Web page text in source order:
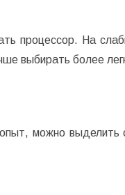
процессор. На
выбирать более
можно выделить